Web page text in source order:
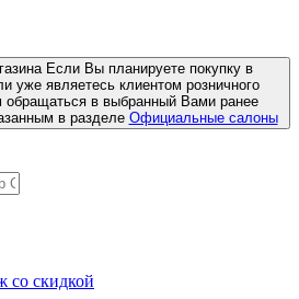
Если Вы планируете покупку в
уже являетесь клиентом розничного
обращаться в выбранный Вами ранее
в разделе Официальные салоны
со скидкой